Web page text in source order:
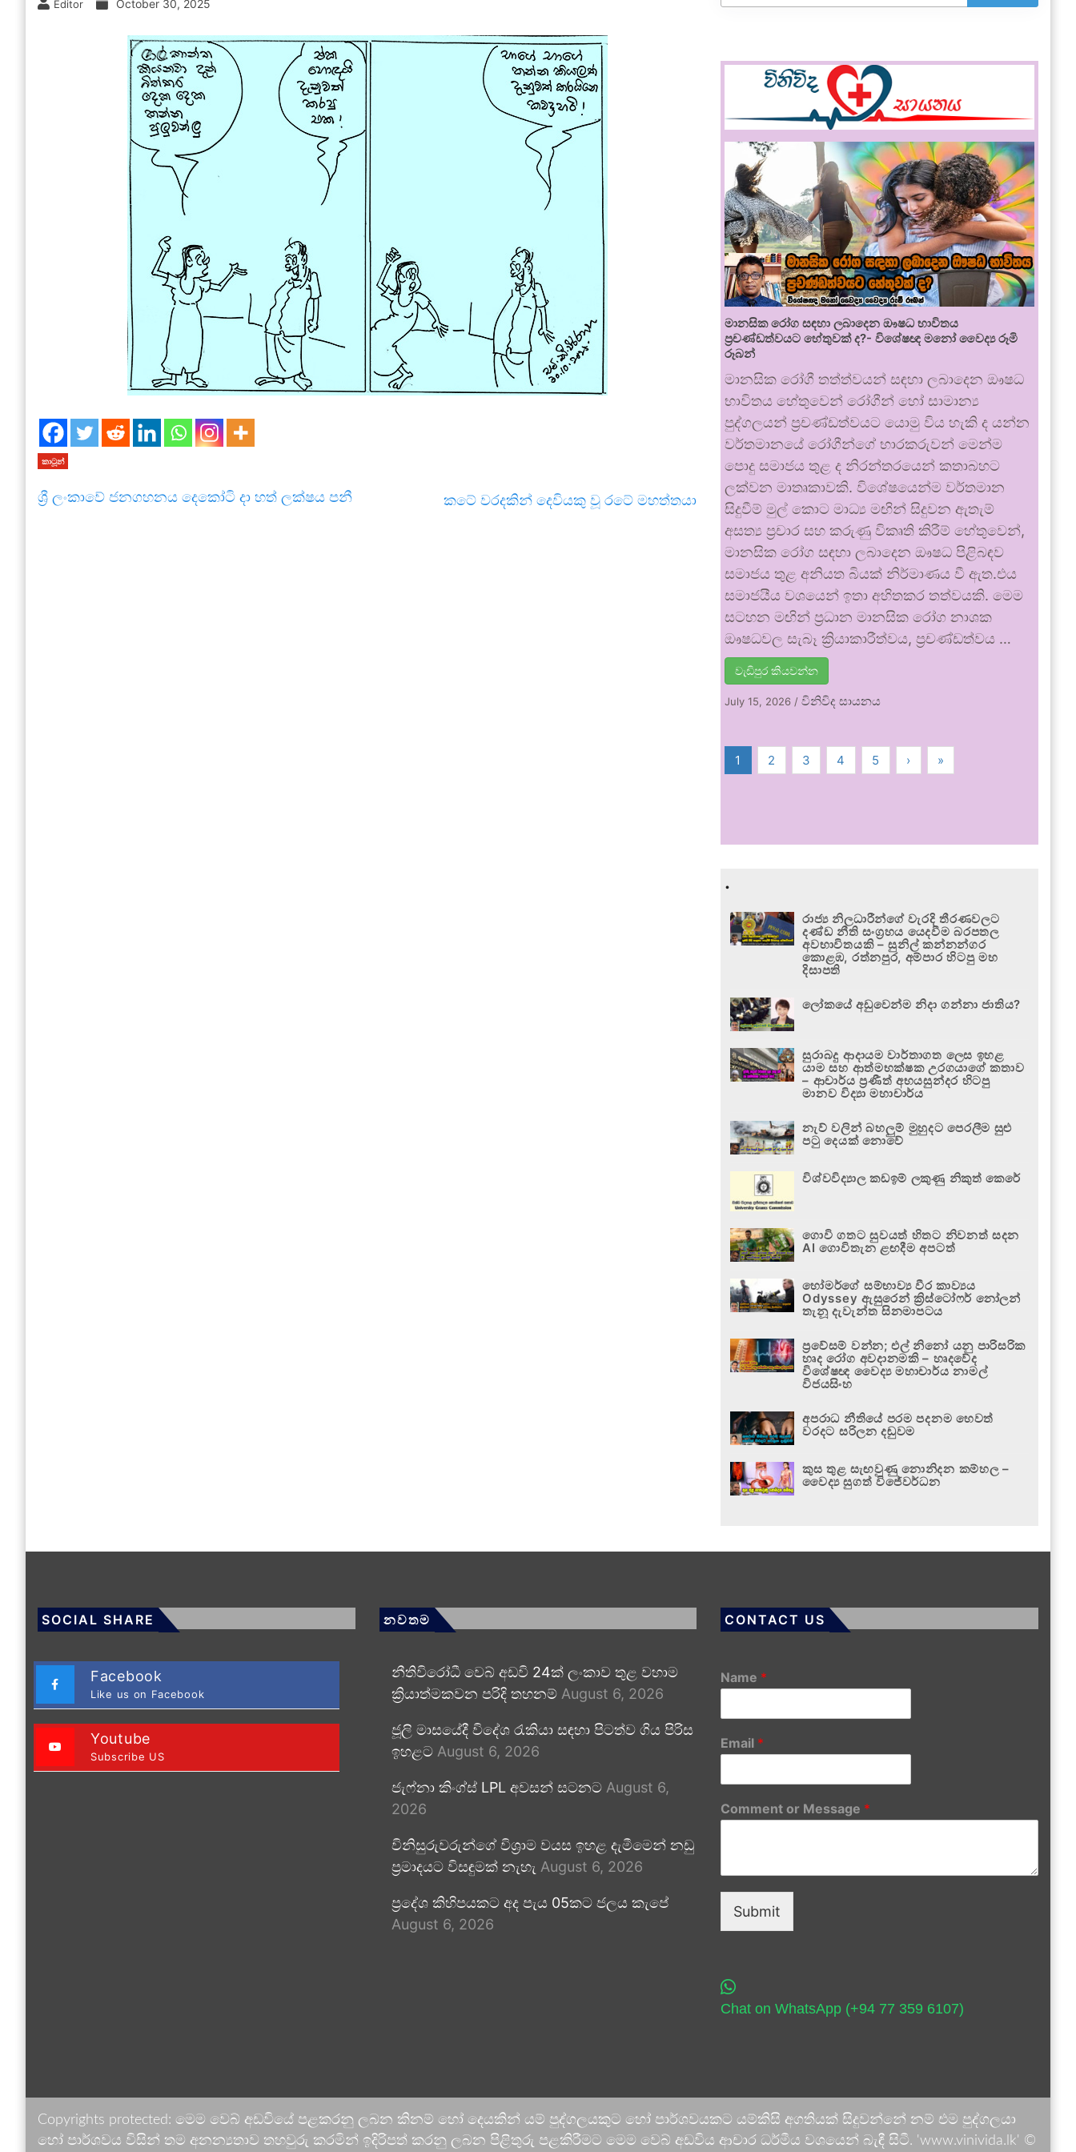
Editor October 30, 2025
කාටූන්
ශ්‍රී ලංකාවේ ජනගහනය දෙකෝටි දා හත් ලක්ෂය පනී කටේ වරදකින් දෙවියකු වූ රටේ මහත්තයා
මානසික රෝග සඳහා ලබාදෙන ඖෂධ භාවිතය
ප්‍රචණ්ඩත්වයට හේතුවක් ද?- විශේෂඥ මනෝ වෛද්‍ය රූමි
රූබන්
මානසික රෝගී තත්ත්වයන් සඳහා ලබාදෙන ඖෂධ
භාවිතය හේතුවෙන් රෝගීන් හෝ සාමාන්‍ය
පුද්ගලයන් ප්‍රචණ්ඩත්වයට යොමු විය හැකි ද යන්න
වර්තමානයේ රෝගීන්ගේ භාරකරුවන් මෙන්ම
පොදු සමාජය තුළ ද නිරන්තරයෙන් කතාබහට
ලක්වන මාතෘකාවකි. විශේෂයෙන්ම වර්තමාන
සිදුවීම් මුල් කොට මාධ්‍ය මඟින් සිදුවන ඇතැම්
අසත්‍ය ප්‍රචාර සහ කරුණු විකෘති කිරීම් හේතුවෙන්,
මානසික රෝග සඳහා ලබාදෙන ඖෂධ පිළිබඳව
සමාජය තුළ අනියත බියක් නිර්මාණය වී ඇත.එය
සමාජයීය වශයෙන් ඉතා අහිතකර තත්වයකි. මෙම
සටහන මඟින් ප්‍රධාන මානසික රෝග නාශක
ඖෂධවල සැබෑ ක්‍රියාකාරීත්වය, ප්‍රචණ්ඩත්වය …
වැඩිපුර කියවන්න
July 15, 2026 /විනිවිද සායනය
1 2 3 4 5 › »
.
රාජ්‍ය නිලධාරීන්ගේ වැරදි තීරණවලට
දණ්ඩ නීති සංග්‍රහය යෙදවීම බරපතල
අවභාවිතයකි – සුනිල් කන්නන්ගර
කොළඹ, රත්නපුර, අම්පාර හිටපු මහ
දිසාපති
ලෝකයේ අඩුවෙන්ම නිදා ගන්නා ජාතිය?
සුරාබදු ආදායම වාර්තාගත ලෙස ඉහළ
යාම සහ ආත්මභක්ෂක උරගයාගේ කතාව
– ආචාර්ය ප්‍රණීත් අභයසුන්දර හිටපු
මානව විද්‍යා මහාචාර්ය
නැව් වලින් බහලුම් මුහුදට පෙරලීම සුළු
පටු දෙයක් නොවේ
විශ්වවිද්‍යාල කඩඉම් ලකුණු නිකුත් කෙරේ
ගොවි ගතට සුවයත් හිතට නිවනත් සදන
AI ගොවිතැන ළඟදීම අපටත්
හෝමර්ගේ සම්භාව්‍ය වීර කාව්‍යය
Odyssey ඇසුරෙන් ක්‍රිස්ටෝෆර් නෝලන්
තැනූ දැවැන්ත සිනමාපටය
ප්‍රවේසම් වන්න; එල් නිනෝ යනු පාරිසරික
හෘද රෝග අවදානමකි – හෘදවේද
විශේෂඥ වෛද්‍ය මහාචාර්ය නාමල්
විජයසිංහ
අපරාධ නීතියේ පරම පදනම හෙවත්
වරදට සරිලන දඬුවම
කුස තුළ සැඟවුණු නොනිදන කම්හල –
වෛද්‍ය සුගත් විජේවර්ධන
SOCIAL SHARE
Facebook
Like us on Facebook
Youtube
Subscribe US
නවතම
නීතිවිරෝධී වෙබ් අඩවි 24ක් ලංකාව තුළ වහාම
ක්‍රියාත්මකවන පරිදි තහනම් August 6, 2026
ජූලි මාසයේදී විදේශ රැකියා සඳහා පිටත්ව ගිය පිරිස
ඉහළට August 6, 2026
ජැෆ්නා කිංග්ස් LPL අවසන් සටනට August 6,
2026
විනිසුරුවරුන්ගේ විශ්‍රාම වයස ඉහළ දැමීමෙන් නඩු
ප්‍රමාදයට විසඳුමක් නැහැ August 6, 2026
ප්‍රදේශ කිහිපයකට අද පැය 05කට ජලය කැපේ
August 6, 2026
CONTACT US
Name *
Email *
Comment or Message *
Submit
Chat on WhatsApp (+94 77 359 6107)
Copyrights protected: මෙම වෙබ් අඩවියේ පළකරනු ලබන කිනම් හෝ දෙයකින් යම් පුද්ගලයකුට හෝ පාර්ශවයකට යම්කිසි අගතියක් සිදුවන්නේ නම් එම පුද්ගලයා
හෝ පාර්ශවය විසින් තම අනන්‍යතාව තහවුරු කරමින් ඉදිරිපත් කරනු ලබන පිළිතුරු පළකිරීමට මෙම වෙබ් අඩවිය ආචාර ධර්මීය වශයෙන් බැඳී සිටී. 'www.vinivida.lk' ©